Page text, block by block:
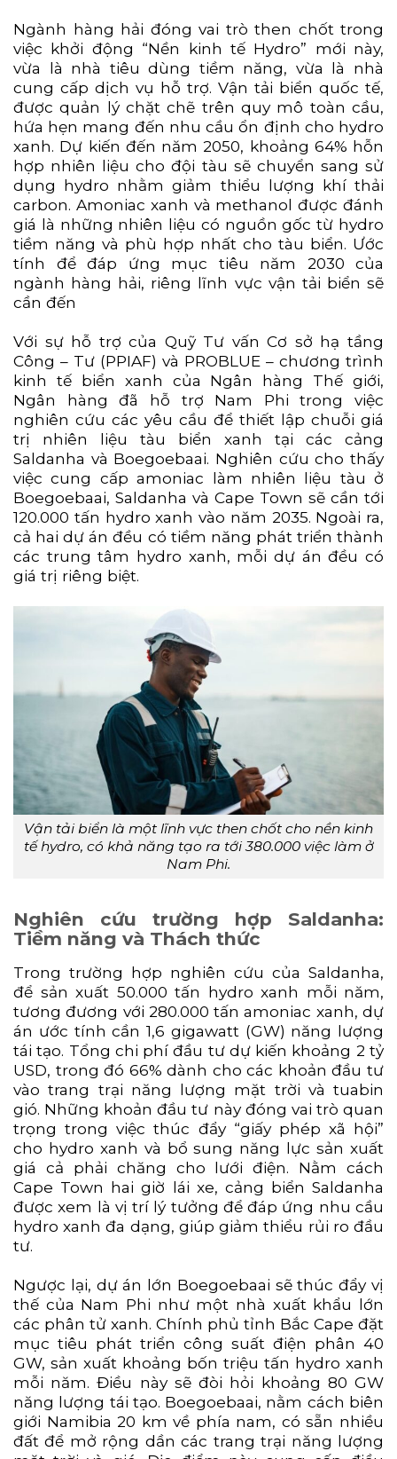
Ngành hàng hải đóng vai trò then chốt trong
việc khởi động “Nền kinh tế Hydro” mới này,
vừa là nhà tiêu dùng tiềm năng, vừa là nhà
cung cấp dịch vụ hỗ trợ. Vận tải biển quốc tế,
được quản lý chặt chẽ trên quy mô toàn cầu,
hứa hẹn mang đến nhu cầu ổn định cho hydro
xanh. Dự kiến đến năm 2050, khoảng 64% hỗn
hợp nhiên liệu cho đội tàu sẽ chuyển sang sử
dụng hydro nhằm giảm thiểu lượng khí thải
carbon. Amoniac xanh và methanol được đánh
giá là những nhiên liệu có nguồn gốc từ hydro
tiềm năng và phù hợp nhất cho tàu biển. Ước
tính để đáp ứng mục tiêu năm 2030 của
ngành hàng hải, riêng lĩnh vực vận tải biển sẽ
cần đến
Với sự hỗ trợ của Quỹ Tư vấn Cơ sở hạ tầng
Công – Tư (PPIAF) và PROBLUE – chương trình
kinh tế biển xanh của Ngân hàng Thế giới,
Ngân hàng đã hỗ trợ Nam Phi trong việc
nghiên cứu các yêu cầu để thiết lập chuỗi giá
trị nhiên liệu tàu biển xanh tại các cảng
Saldanha và Boegoebaai. Nghiên cứu cho thấy
việc cung cấp amoniac làm nhiên liệu tàu ở
Boegoebaai, Saldanha và Cape Town sẽ cần tới
120.000 tấn hydro xanh vào năm 2035. Ngoài ra,
cả hai dự án đều có tiềm năng phát triển thành
các trung tâm hydro xanh, mỗi dự án đều có
giá trị riêng biệt.
Vận tải biển là một lĩnh vực then chốt cho nền kinh
tế hydro, có khả năng tạo ra tới 380.000 việc làm ở
Nam Phi.
Nghiên cứu trường hợp Saldanha:
Tiềm năng và Thách thức
Trong trường hợp nghiên cứu của Saldanha,
để sản xuất 50.000 tấn hydro xanh mỗi năm,
tương đương với 280.000 tấn amoniac xanh, dự
án ước tính cần 1,6 gigawatt (GW) năng lượng
tái tạo. Tổng chi phí đầu tư dự kiến khoảng 2 tỷ
USD, trong đó 66% dành cho các khoản đầu tư
vào trang trại năng lượng mặt trời và tuabin
gió. Những khoản đầu tư này đóng vai trò quan
trọng trong việc thúc đẩy “giấy phép xã hội”
cho hydro xanh và bổ sung năng lực sản xuất
giá cả phải chăng cho lưới điện. Nằm cách
Cape Town hai giờ lái xe, cảng biển Saldanha
được xem là vị trí lý tưởng để đáp ứng nhu cầu
hydro xanh đa dạng, giúp giảm thiểu rủi ro đầu
tư.
Ngược lại, dự án lớn Boegoebaai sẽ thúc đẩy vị
thế của Nam Phi như một nhà xuất khẩu lớn
các phân tử xanh. Chính phủ tỉnh Bắc Cape đặt
mục tiêu phát triển công suất điện phân 40
GW, sản xuất khoảng bốn triệu tấn hydro xanh
mỗi năm. Điều này sẽ đòi hỏi khoảng 80 GW
năng lượng tái tạo. Boegoebaai, nằm cách biên
giới Namibia 20 km về phía nam, có sẵn nhiều
đất để mở rộng dần các trang trại năng lượng